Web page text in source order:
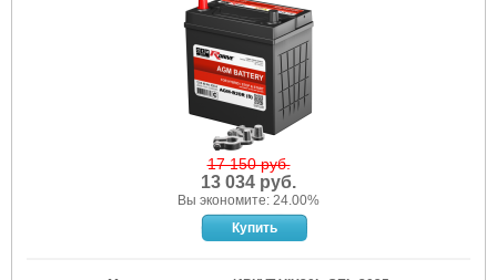
17 150 руб.
13 034 руб.
Вы экономите: 24.00%